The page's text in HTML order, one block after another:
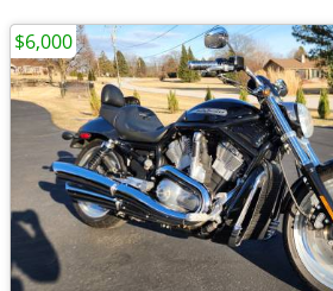
$6,000